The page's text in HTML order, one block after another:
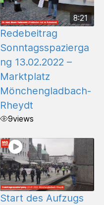
8:21
Redebeitrag
Sonntagsspazierga
ng 13.02.2022 –
Marktplatz
Mönchengladbach-
Rheydt
9views
Start des Aufzugs